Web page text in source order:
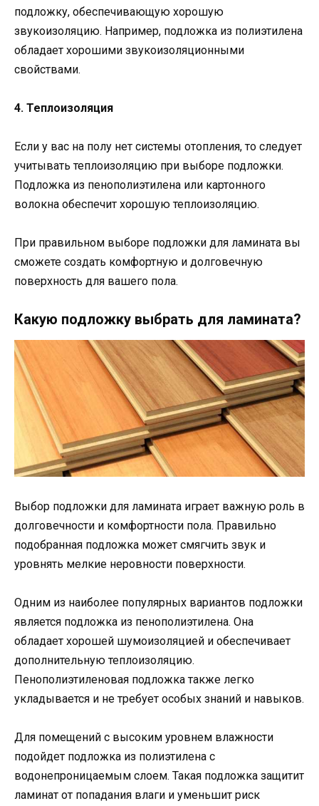
подложку, обеспечивающую хорошую
звукоизоляцию. Например, подложка из полиэтилена
обладает хорошими звукоизоляционными
свойствами.
4. Теплоизоляция
Если у вас на полу нет системы отопления, то следует
учитывать теплоизоляцию при выборе подложки.
Подложка из пенополиэтилена или картонного
волокна обеспечит хорошую теплоизоляцию.
При правильном выборе подложки для ламината вы
сможете создать комфортную и долговечную
поверхность для вашего пола.
Какую подложку выбрать для ламината?
Выбор подложки для ламината играет важную роль в
долговечности и комфортности пола. Правильно
подобранная подложка может смягчить звук и
уровнять мелкие неровности поверхности.
Одним из наиболее популярных вариантов подложки
является подложка из пенополиэтилена. Она
обладает хорошей шумоизоляцией и обеспечивает
дополнительную теплоизоляцию.
Пенополиэтиленовая подложка также легко
укладывается и не требует особых знаний и навыков.
Для помещений с высоким уровнем влажности
подойдет подложка из полиэтилена с
водонепроницаемым слоем. Такая подложка защитит
ламинат от попадания влаги и уменьшит риск